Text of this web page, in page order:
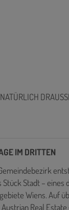
IM DRITTEN
Stück Stadt –
Wiens. Auf
Real